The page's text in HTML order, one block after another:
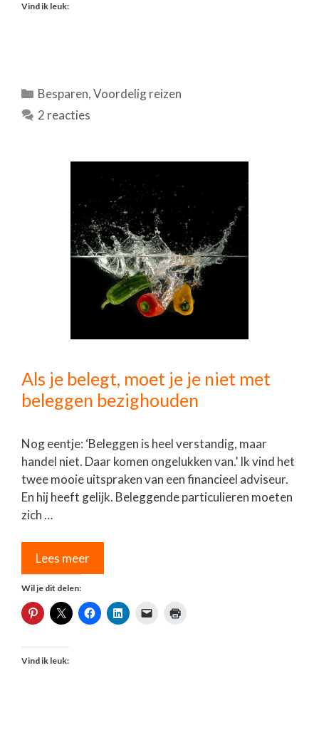
Vind ik leuk:
Categorieën
Besparen,Voordelig reizen
2 reacties
Als je belegt, moet je je niet met
beleggen bezighouden
Nog eentje: ‘Beleggen is heel verstandig, maar
handel niet. Daar komen ongelukken van.’ Ik vind het
twee mooie uitspraken van een financieel adviseur.
En hij heeft gelijk. Beleggende particulieren moeten
zich …
Lees meer
Wil je dit delen:
Vind ik leuk: